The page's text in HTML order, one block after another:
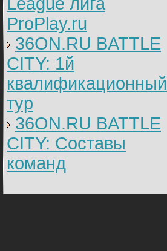
ProPlay.ru
36ON.RU BATTLE
CITY: 1й
квалификационный
тур
36ON.RU BATTLE
CITY: Составы
команд